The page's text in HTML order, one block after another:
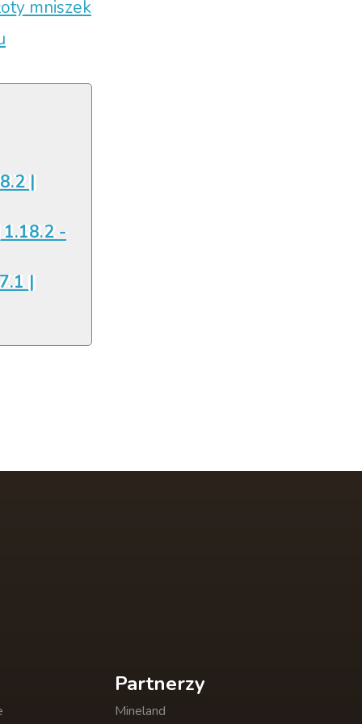
mniszek
|
-
|
Partnerzy
Mineland